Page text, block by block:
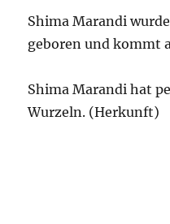
Shima Marandi
geboren und kommt
Shima Marandi hat
Wurzeln. (Herkunft)